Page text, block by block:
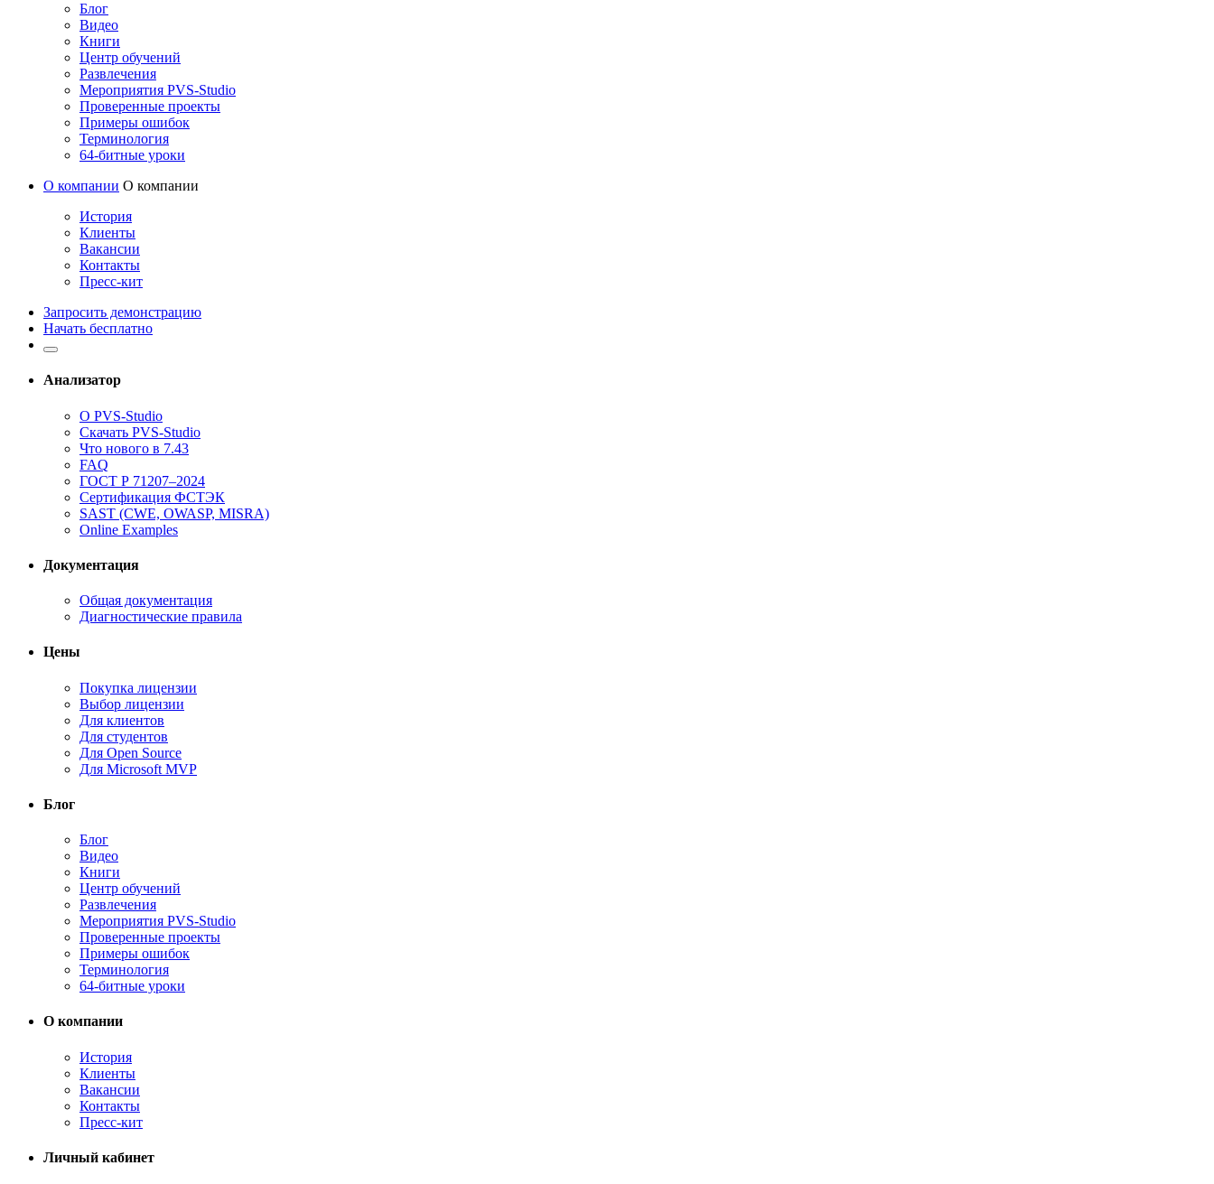
Блог
Видео
Книги
Центр обучений
Развлечения
Мероприятия PVS-Studio
Проверенные проекты
Примеры ошибок
Терминология
64-битные уроки
О компании О компании
История
Клиенты
Вакансии
Контакты
Пресс-кит
Запросить демонстрацию
Начать бесплатно
Анализатор
О PVS-Studio
Скачать PVS-Studio
Что нового в 7.43
FAQ
ГОСТ Р 71207–2024
Сертификация ФСТЭК
SAST (CWE, OWASP, MISRA)
Online Examples
Документация
Общая документация
Диагностические правила
Цены
Покупка лицензии
Выбор лицензии
Для клиентов
Для студентов
Для Open Source
Для Microsoft MVP
Блог
Блог
Видео
Книги
Центр обучений
Развлечения
Мероприятия PVS-Studio
Проверенные проекты
Примеры ошибок
Терминология
64-битные уроки
О компании
История
Клиенты
Вакансии
Контакты
Пресс-кит
Личный кабинет